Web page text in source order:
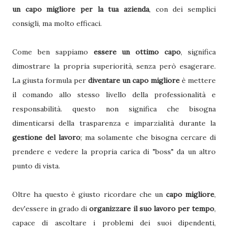
un capo migliore per la tua azienda, con dei semplici
consigli, ma molto efficaci.
Come ben sappiamo essere un ottimo capo, significa
dimostrare la propria superiorità, senza però esagerare.
La giusta formula per diventare un capo migliore è mettere
il comando allo stesso livello della professionalità e
responsabilità. questo non significa che bisogna
dimenticarsi della trasparenza e imparzialità durante la
gestione del lavoro; ma solamente che bisogna cercare di
prendere e vedere la propria carica di "boss" da un altro
punto di vista.
Oltre ha questo è giusto ricordare che un capo migliore,
dev'essere in grado diorganizzare il suo lavoro per tempo,
capace di ascoltare i problemi dei suoi dipendenti,